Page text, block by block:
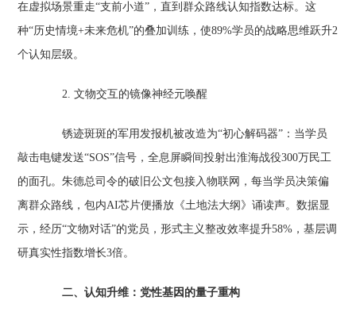
在虚拟场景重走“支前小道”，直到群众路线认知指数达标。这
种“历史情境+未来危机”的叠加训练，使89%学员的战略思维跃升2
个认知层级。
2. 文物交互的镜像神经元唤醒‌
锈迹斑斑的军用发报机被改造为“初心解码器”：当学员
敲击电键发送“SOS”信号，全息屏瞬间投射出淮海战役300万民工
的面孔。朱德总司令的破旧公文包接入物联网，每当学员决策偏
离群众路线，包内AI芯片便播放《土地法大纲》诵读声。数据显
示，经历“文物对话”的党员，形式主义整改效率提升58%，基层调
研真实性指数增长3倍。
二、认知升维：党性基因的量子重构‌